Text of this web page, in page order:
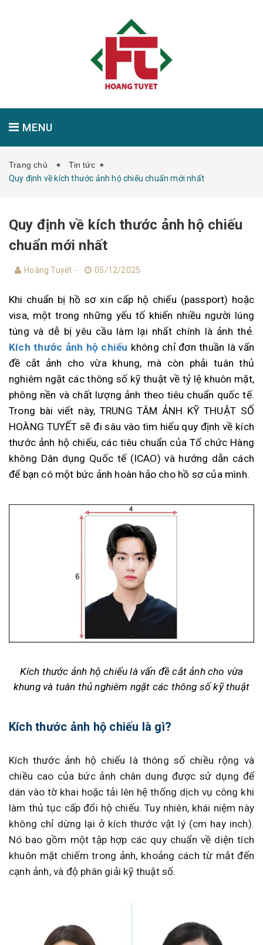
MENU
GIỚI THIỆU SẢN PHẨM TIN TỨC
LIÊN HỆ
Trang chủ
Tin tức
Quy định về kích thước ảnh hộ chiếu chuẩn mới nhất
Quy định về kích thước ảnh hộ chiếu
chuẩn mới nhất
Hoàng Tuyết - 05/12/2025
Khi chuẩn bị hồ sơ xin cấp hộ chiếu (passport) hoặc
visa, một trong những yếu tố khiến nhiều người lúng
túng và dễ bị yêu cầu làm lại nhất chính là ảnh thẻ.
Kích thước ảnh hộ chiếu không chỉ đơn thuần là vấn
đề cắt ảnh cho vừa khung, mà còn phải tuân thủ
nghiêm ngặt các thông số kỹ thuật về tỷ lệ khuôn mặt,
phông nền và chất lượng ảnh theo tiêu chuẩn quốc tế.
Trong bài viết này, TRUNG TÂM ẢNH KỸ THUẬT SỐ
HOÀNG TUYẾT sẽ đi sâu vào tìm hiểu quy định về kích
thước ảnh hộ chiếu, các tiêu chuẩn của Tổ chức Hàng
không Dân dụng Quốc tế (ICAO) và hướng dẫn cách
để bạn có một bức ảnh hoàn hảo cho hồ sơ của mình.
Kích thước ảnh hộ chiếu là vấn đề cắt ảnh cho vừa
khung và tuân thủ nghiêm ngặt các thông số kỹ thuật
Kích thước ảnh hộ chiếu là gì?
Kích thước ảnh hộ chiếu là thông số chiều rộng và
chiều cao của bức ảnh chân dung được sử dụng để
dán vào tờ khai hoặc tải lên hệ thống dịch vụ công khi
làm thủ tục cấp đổi hộ chiếu. Tuy nhiên, khái niệm này
không chỉ dừng lại ở kích thước vật lý (cm hay inch).
Nó bao gồm một tập hợp các quy chuẩn về diện tích
khuôn mặt chiếm trong ảnh, khoảng cách từ mắt đến
cạnh ảnh, và độ phân giải kỹ thuật số.